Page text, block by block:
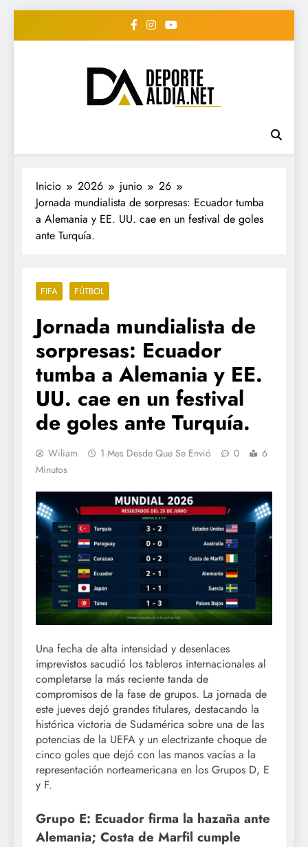
• DEPORTE AL DIA •
"Periodico Deportivo
Digital"
#deportealdiard #deportealdiaperiodico
Inicio 2026 junio
26
Jornada mundialista de sorpresas: Ecuador tumba
a Alemania y EE. UU. cae en un festival de goles
ante Turquía.
FIFA FÚTBOL
Jornada mundialista de
sorpresas: Ecuador
tumba a Alemania y EE.
UU. cae en un festival
de goles ante Turquía.
Wiliam 1 Mes Desde Que Se Envió 0
6
Minutos
Una fecha de alta intensidad y desenlaces
imprevistos sacudió los tableros internacionales al
completarse la más reciente tanda de
compromisos de la fase de grupos. La jornada de
este jueves dejó grandes titulares, destacando la
histórica victoria de Sudamérica sobre una de las
potencias de la UEFA y un electrizante choque de
cinco goles que dejó con las manos vacías a la
representación norteamericana en los Grupos D, E
y F.
Grupo E: Ecuador firma la hazaña ante
Alemania; Costa de Marfil cumple